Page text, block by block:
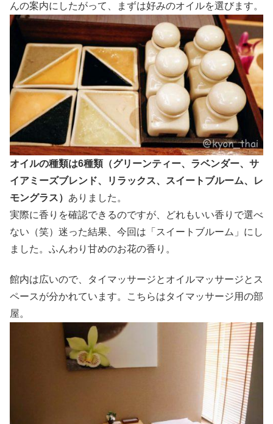
んの案内にしたがって、まずは好みのオイルを選びます。
オイルの種類は6種類（グリーンティー、ラベンダー、サ
イアミーズブレンド、リラックス、スイートブルーム、レ
モングラス） ありました。
実際に香りを確認できるのですが、どれもいい香りで選べ
ない（笑）迷った結果、今回は「スイートブルーム」にし
ました。ふんわり甘めのお花の香り。
館内は広いので、タイマッサージとオイルマッサージとス
ペースが分かれています。こちらはタイマッサージ用の部
屋。